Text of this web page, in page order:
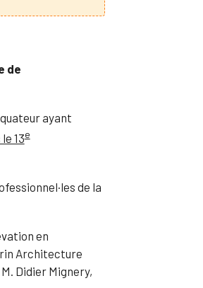
de
ayant
13e
de la
en
Architecture
Didier Mignery,